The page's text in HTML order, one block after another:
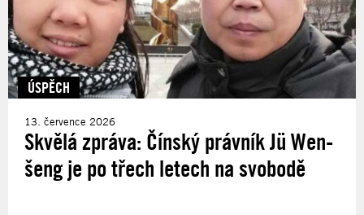
ÚSPĚCH
13. července 2026
Skvělá zpráva: Čínský právník Jü Wen-
šeng je po třech letech na svobodě